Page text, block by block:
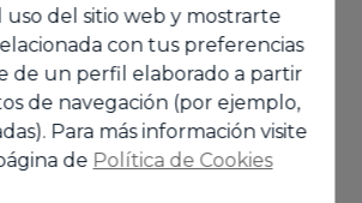
uso del sitio web y mostrarte
con tus preferencias
de un perfil elaborado a partir
de navegación (por ejemplo,
Para más información visite
de Política de Cookies